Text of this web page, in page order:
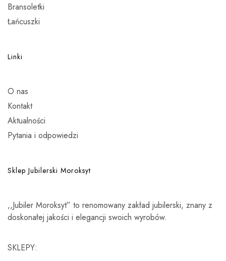
Bransoletki
Łańcuszki
Linki
O nas
Kontakt
Aktualności
Pytania i odpowiedzi
Sklep Jubilerski Moroksyt
,,Jubiler Moroksyt” to renomowany zakład jubilerski, znany z
doskonałej jakości i elegancji swoich wyrobów.
SKLEPY: